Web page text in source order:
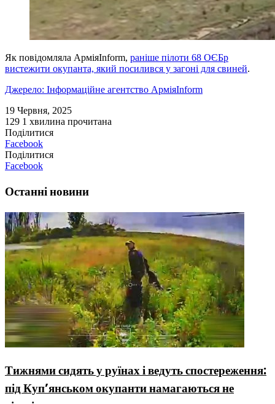
Як повідомляла АрміяInform, раніше пілоти 68 ОЄБр
вистежити окупанта, який посилився у загоні для свиней.
Джерело: Інформаційне агентство АрміяInform
19 Червня, 2025
129 1 хвилина прочитана
Поділитися
Facebook
Поділитися
Facebook
Останні новини
Тижнями сидять у руїнах і ведуть спостереження:
під Куп’янськом окупанти намагаються не